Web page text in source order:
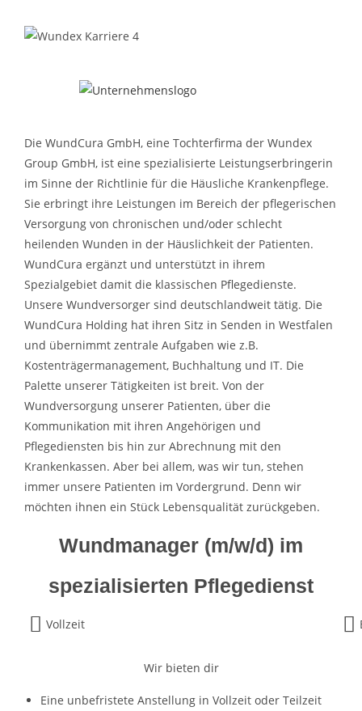
Die WundCura GmbH, eine Tochterfirma der Wundex
Group GmbH, ist eine spezialisierte Leistungserbringerin
im Sinne der Richtlinie für die Häusliche Krankenpflege.
Sie erbringt ihre Leistungen im Bereich der pflegerischen
Versorgung von chronischen und/oder schlecht
heilenden Wunden in der Häuslichkeit der Patienten.
WundCura ergänzt und unterstützt in ihrem
Spezialgebiet damit die klassischen Pflegedienste.
Unsere Wundversorger sind deutschlandweit tätig. Die
WundCura Holding hat ihren Sitz in Senden in Westfalen
und übernimmt zentrale Aufgaben wie z.B.
Kostenträgermanagement, Buchhaltung und IT. Die
Palette unserer Tätigkeiten ist breit. Von der
Wundversorgung unserer Patienten, über die
Kommunikation mit ihren Angehörigen und
Pflegediensten bis hin zur Abrechnung mit den
Krankenkassen. Aber bei allem, was wir tun, stehen
immer unsere Patienten im Vordergrund. Denn wir
möchten ihnen ein Stück Lebensqualität zurückgeben.
Wundmanager (m/w/d) im
spezialisierten Pflegedienst
Vollzeit
Wir bieten dir
Eine unbefristete Anstellung in Vollzeit oder Teilzeit